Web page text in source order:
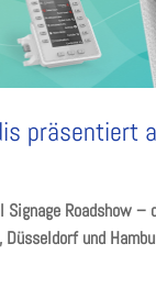
präsentiert
Roadshow
und